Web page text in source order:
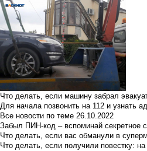
Что делать, если машину забрал
Для начала позвонить на 112 и узнать
Все новости по теме 26.10.2022
Забыл ПИН-код – вспоминай секретное
Что делать, если вас обманули в
Что делать, если получили повестку: